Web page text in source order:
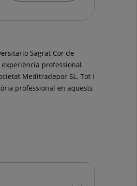
Sagrat Cor de
professional
Meditradepor SL. Tot i
professional en aquests